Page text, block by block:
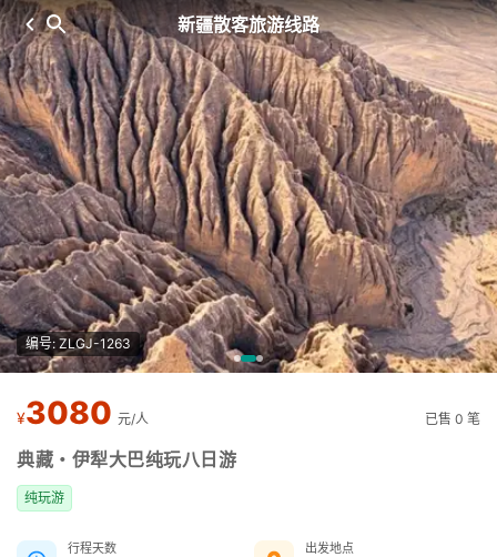
新疆散客旅游线路
编号: ZLGJ-1263
¥3080 元/人 已售 0 笔
典藏・伊犁大巴纯玩八日游
纯玩游
行程天数 出发地点